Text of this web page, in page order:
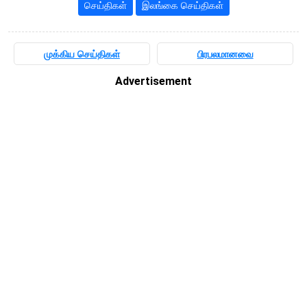
செய்திகள் இலங்கை செய்திகள்
முக்கிய செய்திகள் பிரபலமானவை
Advertisement